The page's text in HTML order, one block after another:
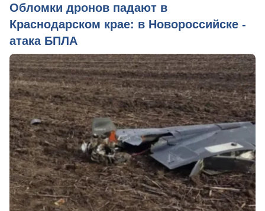
Обломки дронов падают в
Краснодарском крае: в Новороссийске -
атака БПЛА